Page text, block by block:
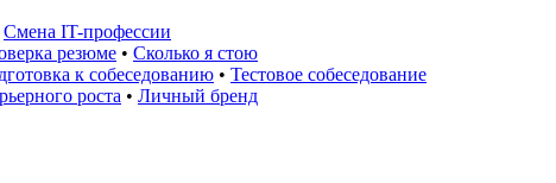
Смена IT-профессии
резюме • Сколько я стою
к собеседованию • Тестовое собеседование
роста • Личный бренд